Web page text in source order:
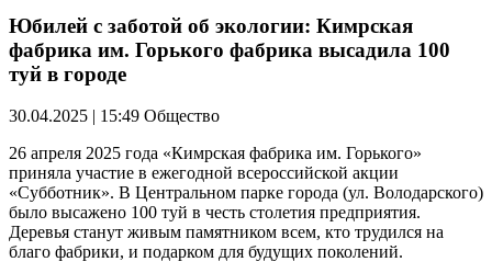
Юбилей с заботой об экологии: Кимрская
фабрика им. Горького фабрика высадила 100
туй в городе
30.04.2025 | 15:49 Общество
26 апреля 2025 года «Кимрская фабрика им. Горького»
приняла участие в ежегодной всероссийской акции
«Субботник». В Центральном парке города (ул. Володарского)
было высажено 100 туй в честь столетия предприятия.
Деревья станут живым памятником всем, кто трудился на
благо фабрики, и подарком для будущих поколений.